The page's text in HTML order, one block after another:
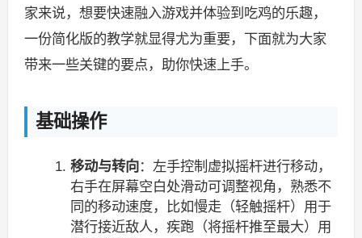
家来说，想要快速融入游戏并体验到吃鸡的乐趣，
一份简化版的教学就显得尤为重要，下面就为大家
带来一些关键的要点，助你快速上手。
基础操作
移动与转向 ：左手控制虚拟摇杆进行移动，
右手在屏幕空白处滑动可调整视角，熟悉不
同的移动速度，比如慢走（轻触摇杆）用于
潜行接近敌人，疾跑（将摇杆推至最大）用